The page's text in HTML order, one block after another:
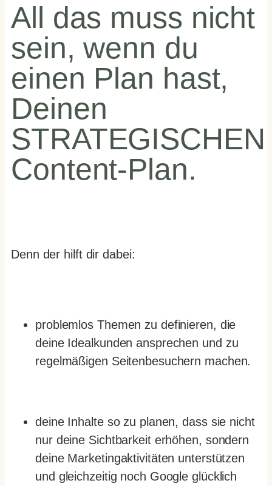
All das muss nicht
sein, wenn du
einen Plan hast,
Deinen
STRATEGISCHEN
Content-Plan.
Denn der hilft dir dabei:
problemlos Themen zu definieren, die
deine Idealkunden ansprechen und zu
regelmäßigen Seitenbesuchern machen.
deine Inhalte so zu planen, dass sie nicht
nur deine Sichtbarkeit erhöhen, sondern
deine Marketingaktivitäten unterstützen
und gleichzeitig noch Google glücklich